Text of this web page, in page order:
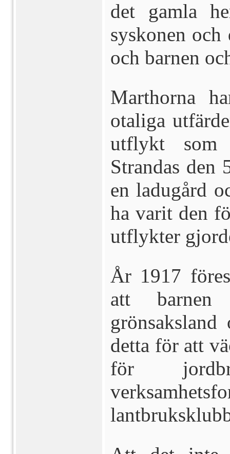
det gamla
syskonen
och barnen
Marthorna
otaliga
utflykt som
Strandas den
en ladugård
ha varit den
utflykter
År 1917
att
detta för att
för